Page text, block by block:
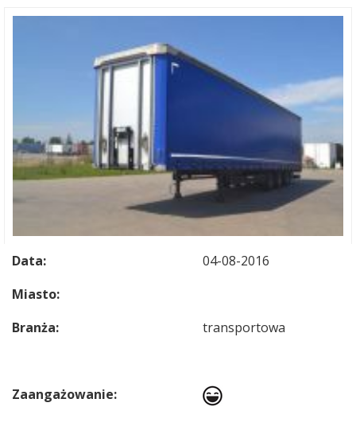
Data:
04-08-2016
Miasto:
Branża:
transportowa
Zaangażowanie: